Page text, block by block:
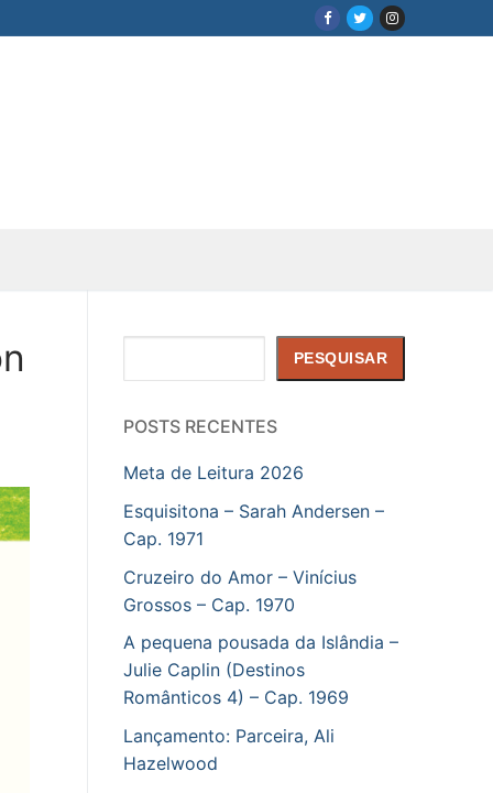
PESQUISAR
POSTS RECENTES
Meta de Leitura 2026
Esquisitona – Sarah Andersen –
Cap. 1971
Cruzeiro do Amor – Vinícius
Grossos – Cap. 1970
A pequena pousada da Islândia –
Julie Caplin (Destinos
Românticos 4) – Cap. 1969
Lançamento: Parceira, Ali
Hazelwood